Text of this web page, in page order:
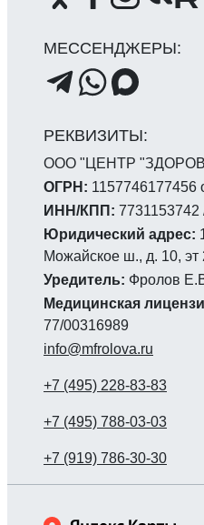
ООО "ЦЕНТР
ОГРН: 1157746177456
ИНН/КПП: 7731153742
Юридический адрес:
Можайское ш., д. 10, эт
Уредитель: Фролов
Медицинская
77/00316989
info@mfrolova.ru